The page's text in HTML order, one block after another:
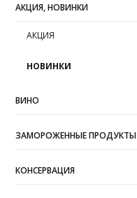
АКЦИЯ, НОВИНКИ
АКЦИЯ
НОВИНКИ
ВИНО
ЗАМОРОЖЕННЫЕ ПРОДУКТЫ
КОНСЕРВАЦИЯ